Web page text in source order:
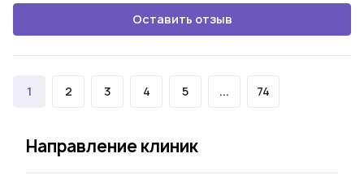
Оставить отзыв
1 2 3 4 5 ... 74
Направление клиник